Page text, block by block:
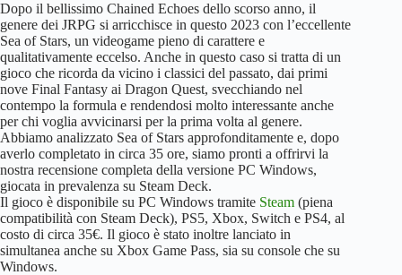
Dopo il bellissimo Chained Echoes dello scorso anno, il
genere dei JRPG si arricchisce in questo 2023 con l’eccellente
Sea of Stars, un videogame pieno di carattere e
qualitativamente eccelso. Anche in questo caso si tratta di un
gioco che ricorda da vicino i classici del passato, dai primi
nove Final Fantasy ai Dragon Quest, svecchiando nel
contempo la formula e rendendosi molto interessante anche
per chi voglia avvicinarsi per la prima volta al genere.
Abbiamo analizzato Sea of Stars approfonditamente e, dopo
averlo completato in circa 35 ore, siamo pronti a offrirvi la
nostra recensione completa della versione PC Windows,
giocata in prevalenza su Steam Deck.
Il gioco è disponibile su PC Windows tramite Steam (piena
compatibilità con Steam Deck), PS5, Xbox, Switch e PS4, al
costo di circa 35€. Il gioco è stato inoltre lanciato in
simultanea anche su Xbox Game Pass, sia su console che su
Windows.